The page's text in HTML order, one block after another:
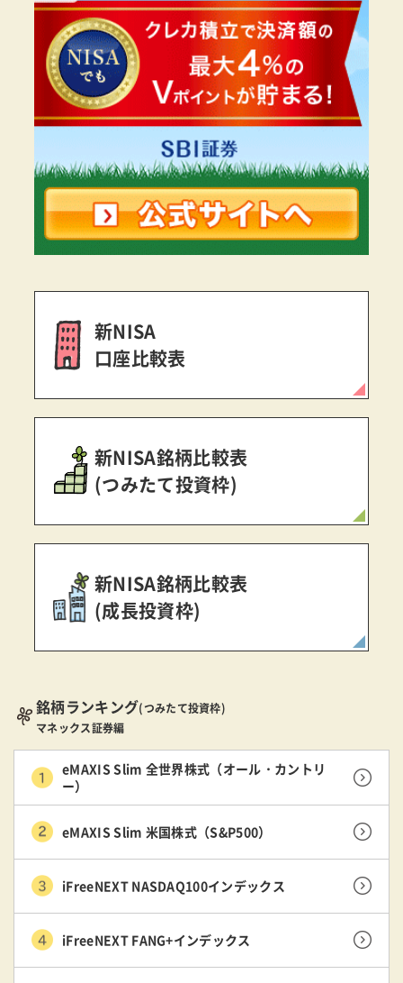
新NISA
口座比較表
新NISA銘柄比較表
(つみたて投資枠)
新NISA銘柄比較表
(成長投資枠)
銘柄ランキング(つみたて投資枠)
マネックス証券編
eMAXIS Slim 全世界株式（オール・カントリ
ー）
eMAXIS Slim 米国株式（S&P500）
iFreeNEXT NASDAQ100インデックス
iFreeNEXT FANG+インデックス